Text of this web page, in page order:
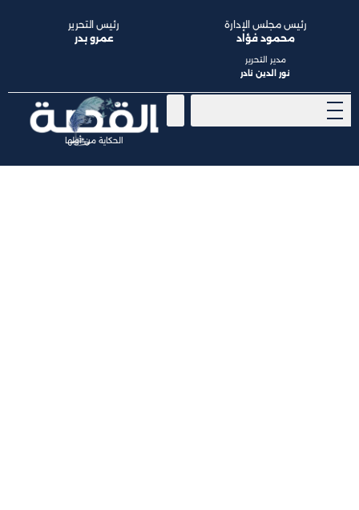
الحكاية من أولها
رئيس مجلس الإدارة
محمود فؤاد
مدير التحرير
نور الدين نادر
رئيس التحرير
عمرو بدر